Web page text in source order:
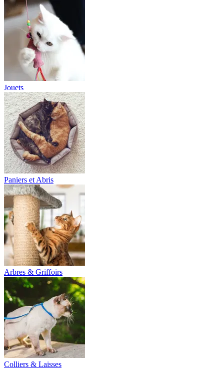
Jouets
Paniers et Abris
Arbres & Griffoirs
Colliers & Laisses